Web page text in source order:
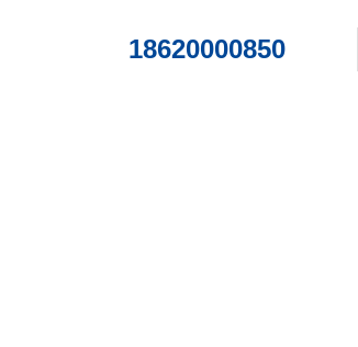
18620000850